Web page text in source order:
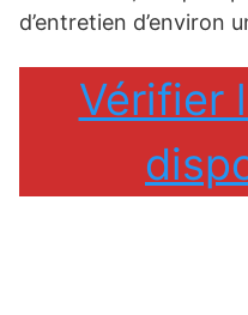
d’entretien d’environ
Vérifier